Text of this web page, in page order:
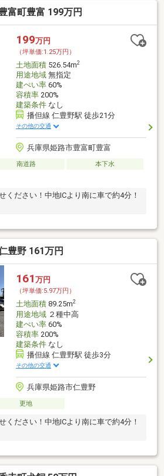
富町豊富 199万円
199万円
（坪単価:1.25万円）
土地面積526.54m2
用途地域無指定
建ぺい率60%
容積率200%
建築条件なし
播但線 仁豊野駅 徒歩21分
その他の交通
兵庫県姫路市豊富町豊富
南道路
本下水
ください！中地ICより南に車で約4分！
豊野 161万円
161 万円
（坪単価:5.97万円）
土地面積89.25m2
用途地域２種中高
建ぺい率60%
容積率200%
建築条件なし
播但線 仁豊野駅 徒歩3分
その他の交通
兵庫県姫路市仁豊野
更地
ください！中地ICより南に車で約4分！